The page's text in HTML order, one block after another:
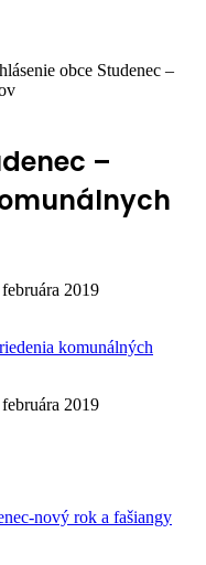
obce Studenec –
–
2019
komunálných
2019
nový rok a fašiangy